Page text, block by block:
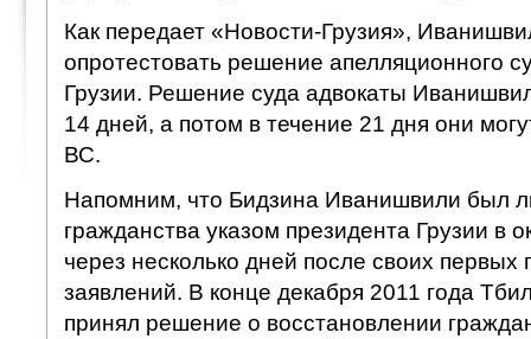
Как передает «Новости-Грузия»,
опротестовать решение апелляционного
Грузии. Решение суда адвокаты
14 дней, а потом в течение 21 дня они
ВС.
Напомним, что Бидзина Иванишвили был
гражданства указом президента Грузии в
через несколько дней после своих первых
заявлений. В конце декабря 2011 года
принял решение о восстановлении